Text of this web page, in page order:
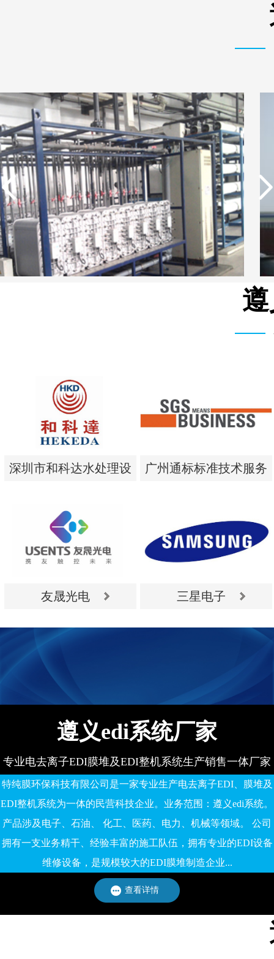
深圳市和科达水处理设
深圳市和科达水处理设
备有限公司
广州通标标准技术服务
广州通标标准技术服务
有限公司
友晟光电 三星电子
遵义edi系统厂家
专业电去离子EDI膜堆及EDI整机系统生产销售一体厂家
特纯膜环保科技有限公司是一家专业生产电去离子EDI、膜堆及
EDI整机系统为一体的民营科技企业。业务范围：遵义edi系统。
产品涉及电子、石油、 化工、医药、电力、机械等领域。 公司
拥有一支业务精干、经验丰富的施工队伍，拥有专业的EDI设备
维修设备，是规模较大的EDI膜堆制造企业...
查看详情